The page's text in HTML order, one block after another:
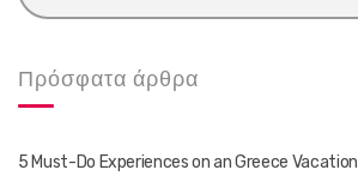
Πρόσφατα άρθρα
5 Must-Do Experiences on an Greece Vacation